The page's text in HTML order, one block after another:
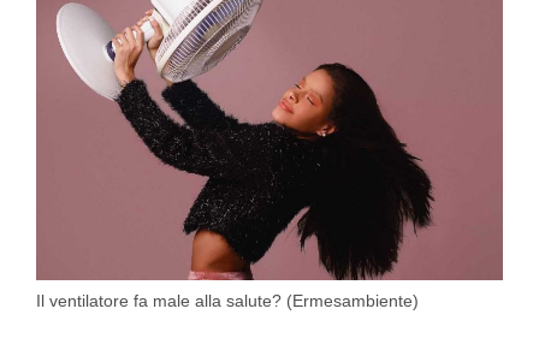
Il ventilatore fa male alla salute? (Ermesambiente)